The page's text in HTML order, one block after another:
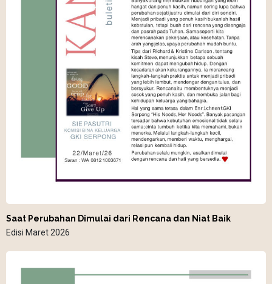
Saat Perubahan Dimulai dari Rencana dan Niat Baik
Edisi Maret 2026